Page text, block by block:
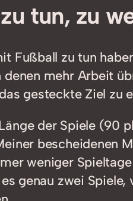
tun, zu
Fußball zu tun
denen mehr Arbeit
gesteckte Ziel zu
der Spiele (90
bescheidenen
weniger
genau zwei